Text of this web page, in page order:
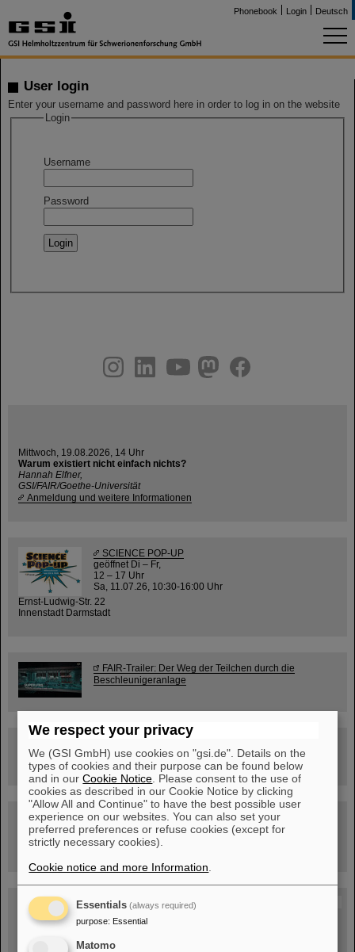
Phonebook Login Deutsch
User login
Enter your username and password here in order to log in on the website
Login
Username
Password
youtube
helmholtz.social
facebook
Mittwoch, 19.08.2026, 14 Uhr
Warum existiert nicht einfach nichts?
Hannah Elfner,
GSI/FAIR/Goethe-Universität
Anmeldung und weitere Informationen
SCIENCE POP-UP
geöffnet Di – Fr,
12 – 17 Uhr
Sa, 11.07.26, 10:30-16:00 Uhr
Ernst-Ludwig-Str. 22
Innenstadt Darmstadt
FAIR-Trailer: Der Weg der Teilchen durch die
Beschleunigeranlage
Besichtigung von GSI/FAIR –
jetzt Termin buchen!
Blog Beam On
Menschen
We respect your privacy
We (GSI GmbH) use cookies on "gsi.de". Details on the
types of cookies and their purpose can be found below
and in ourCookie Notice . Please consent to the use of
cookies as described in our Cookie Notice by clicking
"Allow All and Continue" to have the best possible user
experience on our websites. You can also set your
preferred preferences or refuse cookies (except for
strictly necessary cookies).
Cookie notice and more Information
Essentials (always required)
purpose: Essential
Matomo